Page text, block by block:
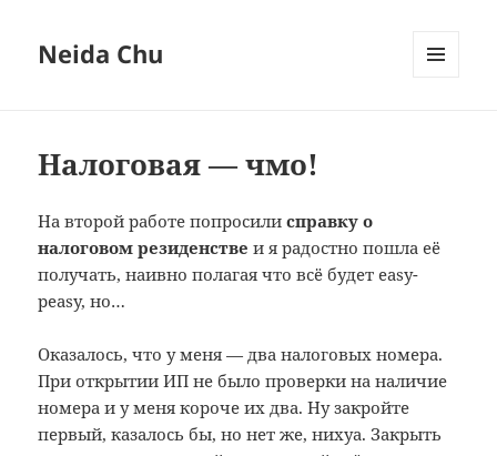
Neida Chu
Налоговая — чмо!
На второй работе попросилисправку о
налоговом резиденстве и я радостно пошла её
получать, наивно полагая что всё будет easy-
peasy, но…
Оказалось, что у меня — два налоговых номера.
При открытии ИП не было проверки на наличие
номера и у меня короче их два. Ну закройте
первый, казалось бы, но нет же, нихуа. Закрыть